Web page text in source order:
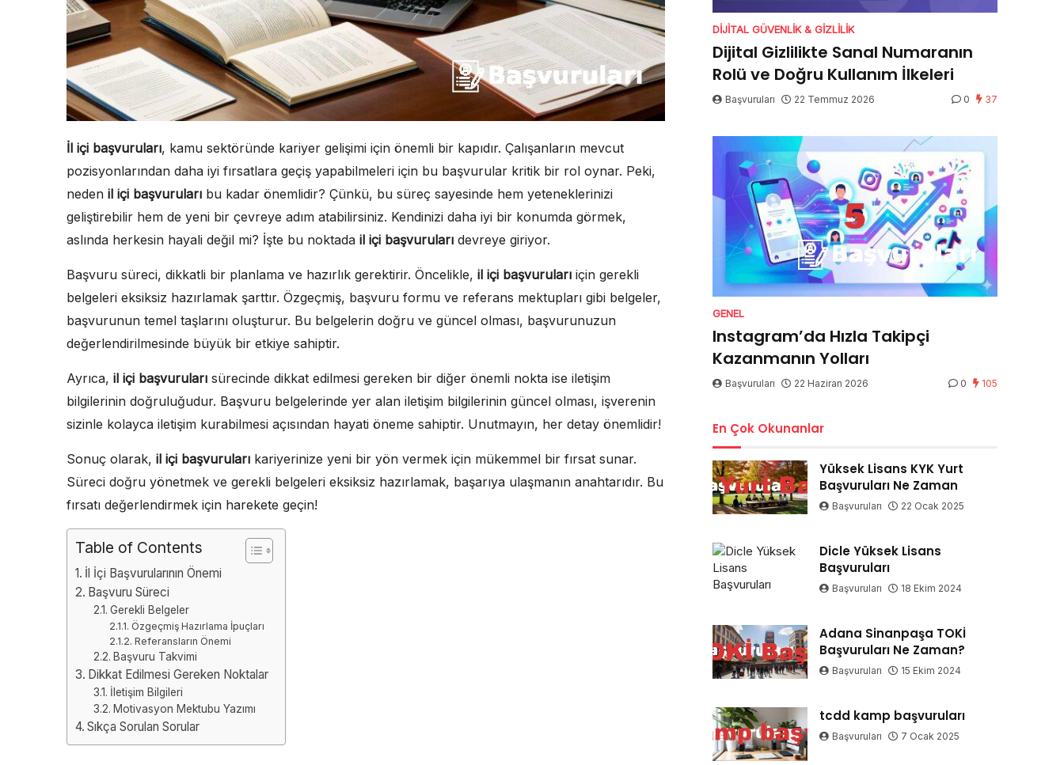
İl içi başvuruları, kamu sektöründe kariyer gelişimi için önemli bir kapıdır. Çalışanların mevcut
pozisyonlarından daha iyi fırsatlara geçiş yapabilmeleri için bu başvurular kritik bir rol oynar. Peki,
neden il içi başvuruları bu kadar önemlidir? Çünkü, bu süreç sayesinde hem yeteneklerinizi
geliştirebilir hem de yeni bir çevreye adım atabilirsiniz. Kendinizi daha iyi bir konumda görmek,
aslında herkesin hayali değil mi? İşte bu noktada il içi başvuruları devreye giriyor.
Başvuru süreci, dikkatli bir planlama ve hazırlık gerektirir. Öncelikle, il içi başvuruları için gerekli
belgeleri eksiksiz hazırlamak şarttır. Özgeçmiş, başvuru formu ve referans mektupları gibi belgeler,
başvurunun temel taşlarını oluşturur. Bu belgelerin doğru ve güncel olması, başvurunuzun
değerlendirilmesinde büyük bir etkiye sahiptir.
Ayrıca, il içi başvuruları sürecinde dikkat edilmesi gereken bir diğer önemli nokta ise iletişim
bilgilerinin doğruluğudur. Başvuru belgelerinde yer alan iletişim bilgilerinin güncel olması, işverenin
sizinle kolayca iletişim kurabilmesi açısından hayati öneme sahiptir. Unutmayın, her detay önemlidir!
Sonuç olarak, il içi başvuruları kariyerinize yeni bir yön vermek için mükemmel bir fırsat sunar.
Süreci doğru yönetmek ve gerekli belgeleri eksiksiz hazırlamak, başarıya ulaşmanın anahtarıdır. Bu
fırsatı değerlendirmek için harekete geçin!
Table of Contents
İl İçi Başvurularının Önemi
Başvuru Süreci
Gerekli Belgeler
Özgeçmiş Hazırlama İpuçları
Referansların Önemi
Başvuru Takvimi
Dikkat Edilmesi Gereken Noktalar
İletişim Bilgileri
Motivasyon Mektubu Yazımı
Sıkça Sorulan Sorular
DIJITAL GÜVENLIK & GIZLILIK
Dijital Gizlilikte Sanal Numaranın
Rolü ve Doğru Kullanım İlkeleri
Başvuruları 22 Temmuz 2026 0 37
GENEL
Instagram’da Hızla Takipçi
Kazanmanın Yolları
Başvuruları 22 Haziran 2026 0 105
En Çok Okunanlar
Yüksek Lisans KYK Yurt
Başvuruları Ne Zaman
Başvuruları 22 Ocak 2025
Dicle Yüksek Lisans
Başvuruları
Başvuruları 18 Ekim 2024
Adana Sinanpaşa TOKİ
Başvuruları Ne Zaman?
Başvuruları 15 Ekim 2024
tcdd kamp başvuruları
Başvuruları 7 Ocak 2025